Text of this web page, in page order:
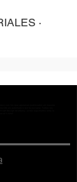
·